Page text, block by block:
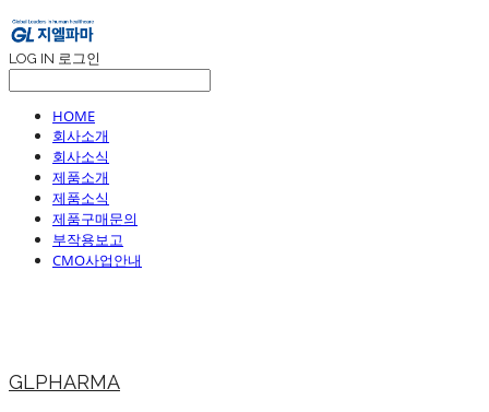
LOG IN 로그인
HOME
회사소개
회사소식
제품소개
제품소식
제품구매문의
부작용보고
CMO사업안내
GLPHARMA